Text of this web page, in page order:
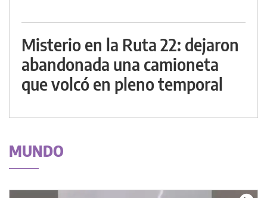
Misterio en la Ruta 22: dejaron
abandonada una camioneta
que volcó en pleno temporal
MUNDO